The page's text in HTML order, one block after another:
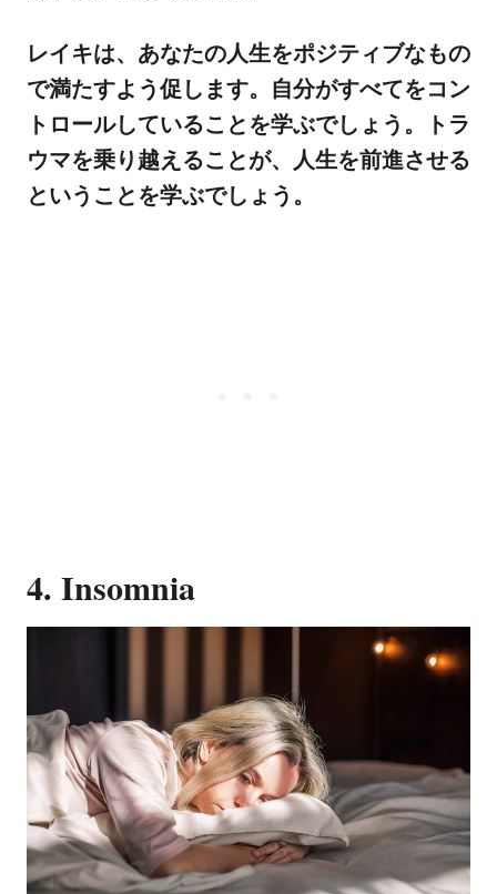
レイキは、あなたの人生をポジティブなもの
で満たすよう促します。自分がすべてをコン
トロールしていることを学ぶでしょう。トラ
ウマを乗り越えることが、人生を前進させる
ということを学ぶでしょう。
4. Insomnia